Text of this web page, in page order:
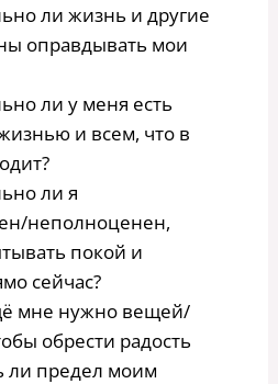
ли жизнь и другие
оправдывать мои
ли у меня есть
и всем, что в
ли я
неполноценен,
покой и
сейчас?
мне нужно вещей/
обрести радость
ли предел моим